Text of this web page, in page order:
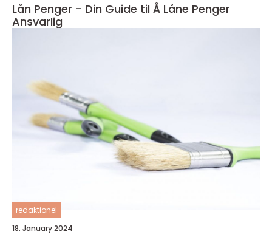
Lån Penger - Din Guide til Å Låne Penger
Ansvarlig
redaktionel
18. January 2024